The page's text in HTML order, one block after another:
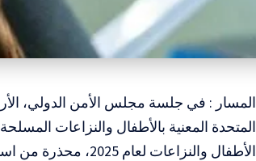
المسار : في جلسة مجلس الأمن الدولي،
المتحدة المعنية بالأطفال والنزاعات
الأطفال والنزاعات